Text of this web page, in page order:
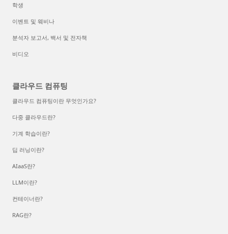
학생
이벤트 및 웨비나
분석자 보고서, 백서 및 전자책
비디오
클라우드 컴퓨팅
클라우드 컴퓨팅이란 무엇인가요?
다중 클라우드란?
기계 학습이란?
딥 러닝이란?
AIaaS란?
LLM이란?
컨테이너란?
RAG란?